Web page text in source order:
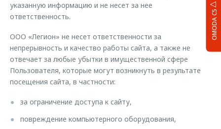
OMODA C5
указанную информацию и не несет за нее
ответственность.
ООО «Легион» не несет ответственности за
непрерывность и качество работы сайта, а также не
отвечает за любые убытки в имущественной сфере
Пользователя, которые могут возникнуть в результате
посещения сайта, в частности:
за ограничение доступа к сайту,
повреждение компьютерного оборудования,